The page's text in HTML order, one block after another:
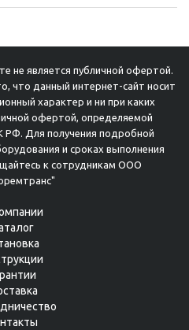
не является публичной офертой.
что данный интернет-сайт носит
характер и ни при каких
офертой, определяемой
РФ. Для получения подробной
и сроках выполнения
к сотрудникам ООО